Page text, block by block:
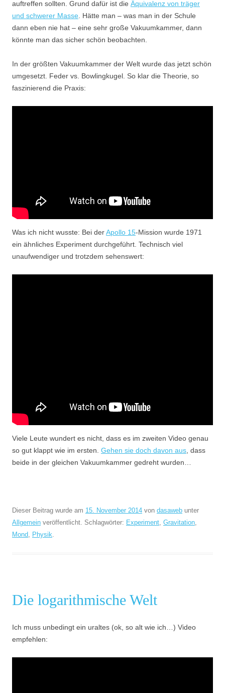
auftreffen sollten. Grund dafür ist die Äquivalenz von träger
und schwerer Masse . Hätte man – was man in der Schule
dann eben nie hat – eine sehr große Vakuumkammer, dann
könnte man das sicher schön beobachten.
In der größten Vakuumkammer der Welt wurde das jetzt schön
umgesetzt. Feder vs. Bowlingkugel. So klar die Theorie, so
faszinierend die Praxis:
Was ich nicht wusste: Bei derApollo 15-Mission wurde 1971
ein ähnliches Experiment durchgeführt. Technisch viel
unaufwendiger und trotzdem sehenswert:
Viele Leute wundert es nicht, dass es im zweiten Video genau
so gut klappt wie im ersten. Gehen sie doch davon aus , dass
beide in der gleichen Vakuumkammer gedreht wurden…
Dieser Beitrag wurde am 15. November 2014 von dasaweb unter
Allgemein veröffentlicht. Schlagwörter: Experiment, Gravitation,
Mond, Physik.
Die logarithmische Welt
Ich muss unbedingt ein uraltes (ok, so alt wie ich…) Video
empfehlen: